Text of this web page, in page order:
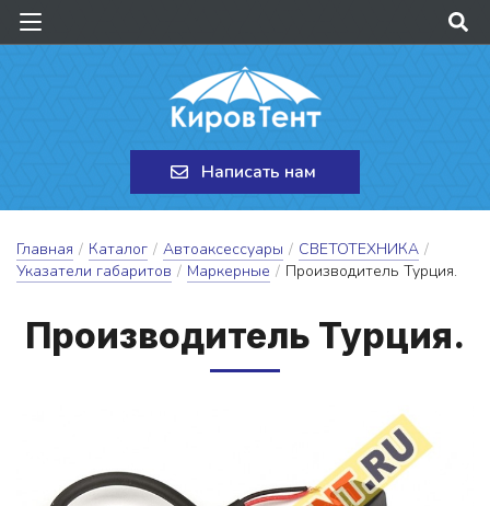
Написать нам
Главная / Каталог / Автоаксессуары / СВЕТОТЕХНИКА /
Указатели габаритов / Маркерные / Производитель Турция.
Про­из­во­ди­тель Тур­ция.